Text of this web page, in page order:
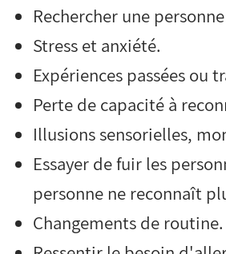
Rechercher une
Stress et anxiété.
Expériences passées ou
Perte de capacité à
Illusions sensorielles,
Essayer de fuir les
personne ne reconnaît
Changements de routine.